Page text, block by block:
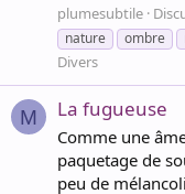
plumesubtile
nature
ombre
Divers
M La fugueuse
Comme une
paquetage de
peu de